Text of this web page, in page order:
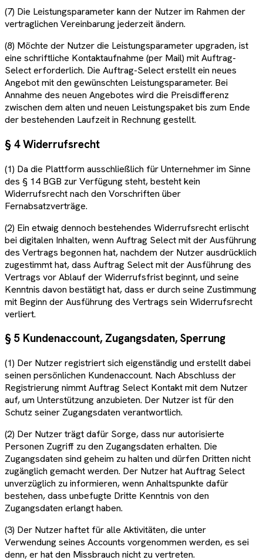
(7) Die Leistungsparameter kann der Nutzer im Rahmen der
vertraglichen Vereinbarung jederzeit ändern.
(8) Möchte der Nutzer die Leistungsparameter upgraden, ist
eine schriftliche Kontaktaufnahme (per Mail) mit Auftrag-
Select erforderlich. Die Auftrag-Select erstellt ein neues
Angebot mit den gewünschten Leistungsparameter. Bei
Annahme des neuen Angebotes wird die Preisdifferenz
zwischen dem alten und neuen Leistungspaket bis zum Ende
der bestehenden Laufzeit in Rechnung gestellt.
§ 4 Widerrufsrecht
(1) Da die Plattform ausschließlich für Unternehmer im Sinne
des § 14 BGB zur Verfügung steht, besteht kein
Widerrufsrecht nach den Vorschriften über
Fernabsatzverträge.
(2) Ein etwaig dennoch bestehendes Widerrufsrecht erlischt
bei digitalen Inhalten, wenn Auftrag Select mit der Ausführung
des Vertrags begonnen hat, nachdem der Nutzer ausdrücklich
zugestimmt hat, dass Auftrag Select mit der Ausführung des
Vertrags vor Ablauf der Widerrufsfrist beginnt, und seine
Kenntnis davon bestätigt hat, dass er durch seine Zustimmung
mit Beginn der Ausführung des Vertrags sein Widerrufsrecht
verliert.
§ 5 Kundenaccount, Zugangsdaten, Sperrung
(1) Der Nutzer registriert sich eigenständig und erstellt dabei
seinen persönlichen Kundenaccount. Nach Abschluss der
Registrierung nimmt Auftrag Select Kontakt mit dem Nutzer
auf, um Unterstützung anzubieten. Der Nutzer ist für den
Schutz seiner Zugangsdaten verantwortlich.
(2) Der Nutzer trägt dafür Sorge, dass nur autorisierte
Personen Zugriff zu den Zugangsdaten erhalten. Die
Zugangsdaten sind geheim zu halten und dürfen Dritten nicht
zugänglich gemacht werden. Der Nutzer hat Auftrag Select
unverzüglich zu informieren, wenn Anhaltspunkte dafür
bestehen, dass unbefugte Dritte Kenntnis von den
Zugangsdaten erlangt haben.
(3) Der Nutzer haftet für alle Aktivitäten, die unter
Verwendung seines Accounts vorgenommen werden, es sei
denn, er hat den Missbrauch nicht zu vertreten.